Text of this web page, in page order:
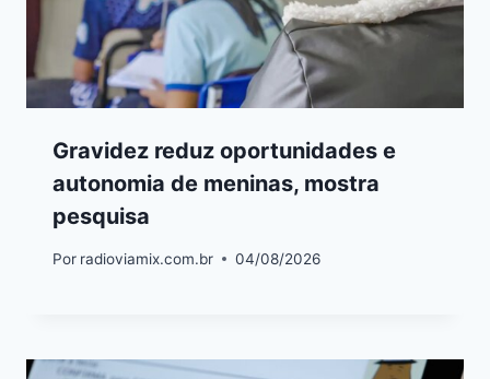
Gravidez reduz oportunidades e
autonomia de meninas, mostra
pesquisa
Por radioviamix.com.br 04/08/2026